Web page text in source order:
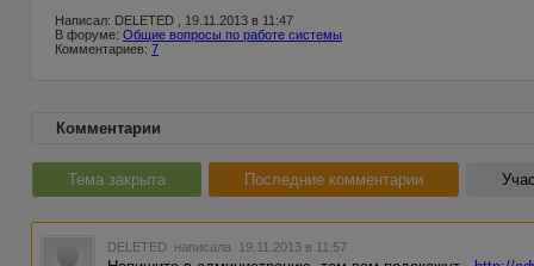
Написал: DELETED , 19.11.2013 в 11:47
В форуме: Общие вопросы по работе системы
Комментариев: 7
Комментарии
Тема закрыта Последние комментарии
DELETED написала 19.11.2013 в 11:57